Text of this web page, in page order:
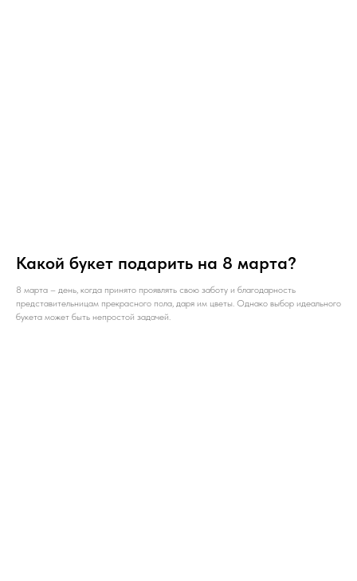
Какой букет подарить на 8 марта?
8 марта – день, когда принято проявлять свою заботу и благодарность
представительницам прекрасного пола, даря им цветы. Однако выбор идеального
букета может быть непростой задачей.